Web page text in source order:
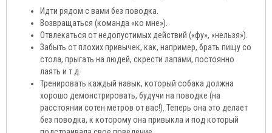
Идти рядом с вами без поводка.
Возвращаться (команда «ко мне»).
Отвлекаться от недопустимых действий («фу», «нельзя»).
Забыть от плохих привычек, как, например, брать пищу со
стола, прыгать на людей, скрести лапами, постоянно
лаять и т.д.
Тренировать каждый навык, который собака должна
хорошо демонстрировать, будучи на поводке (на
расстоянии сотен метров от вас!). Теперь она это делает
без поводка, к которому она привыкла и под который